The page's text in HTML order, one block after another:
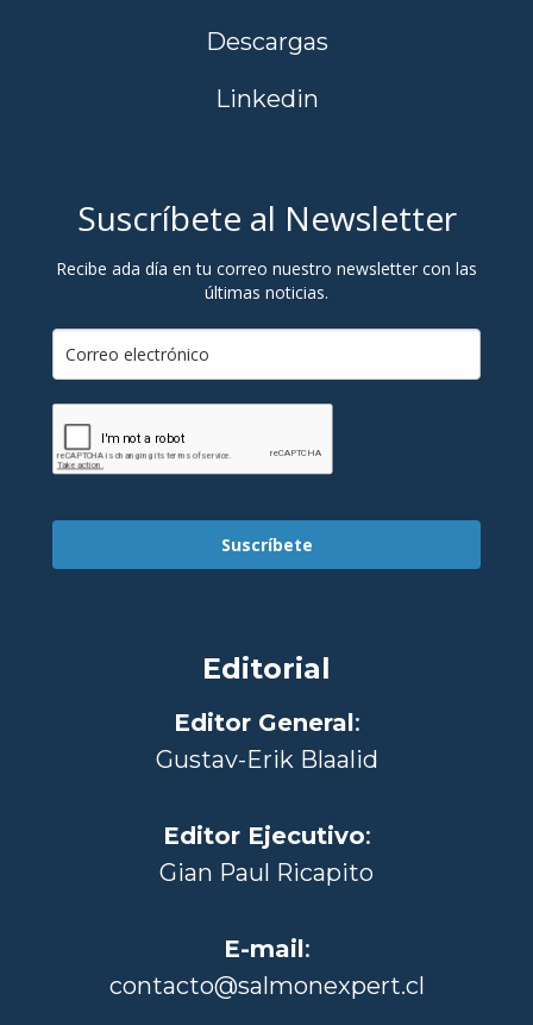
Descargas
Linkedin
Suscríbete al Newsletter
Recibe ada día en tu correo nuestro newsletter con las
últimas noticias.
Suscríbete
Editorial
Editor General:
Gustav-Erik Blaalid
Editor Ejecutivo:
Gian Paul Ricapito
E-mail:
contacto@salmonexpert.cl